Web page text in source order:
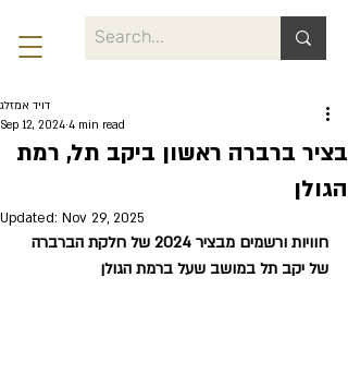
בציר ברברה ראשון ביקב תל, רמת
הגולן
דויד אמזלג
Sep 12, 2024 4 min read
Updated: Nov 29, 2025
חוויות ורשמים מבציר 2024 של חלקת הברברה
של יקב תל במושב שעל ברמת הגולן